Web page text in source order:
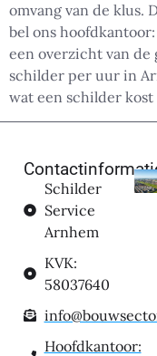
omvang van de klus.
bel ons
een overzicht van de
schilder per uur in
wat een schilder
Schilder
Service
Arnhem
KVK:
58037640
Hoofdkantoor: